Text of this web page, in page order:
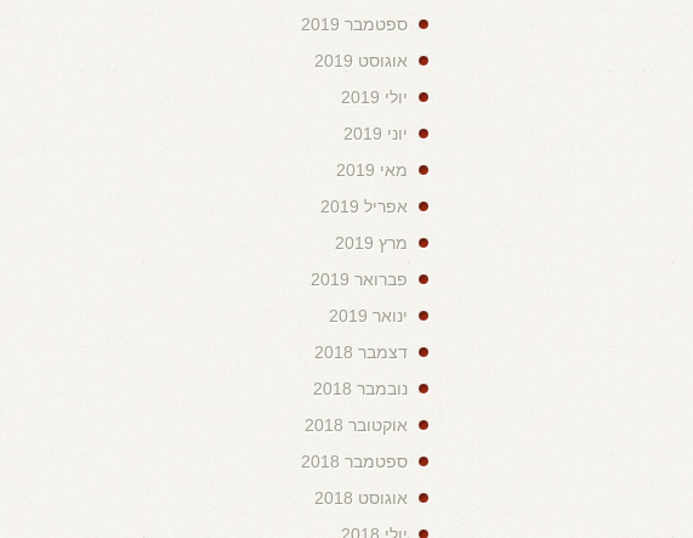
ספטמבר 2019
אוגוסט 2019
יולי 2019
יוני 2019
מאי 2019
אפריל 2019
מרץ 2019
פברואר 2019
ינואר 2019
דצמבר 2018
נובמבר 2018
אוקטובר 2018
ספטמבר 2018
אוגוסט 2018